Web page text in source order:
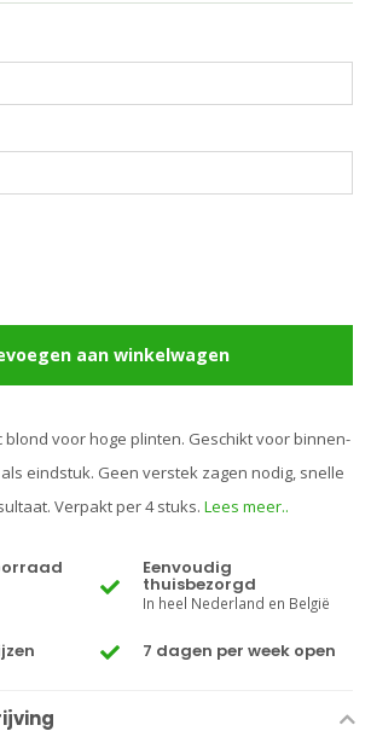
aan winkelwagen
blond voor hoge plinten. Geschikt voor binnen-
eindstuk. Geen verstek zagen nodig, snelle
Verpakt per 4 stuks. Lees meer..
Eenvoudig
thuisbezorgd
In heel Nederland en België
7 dagen per week open